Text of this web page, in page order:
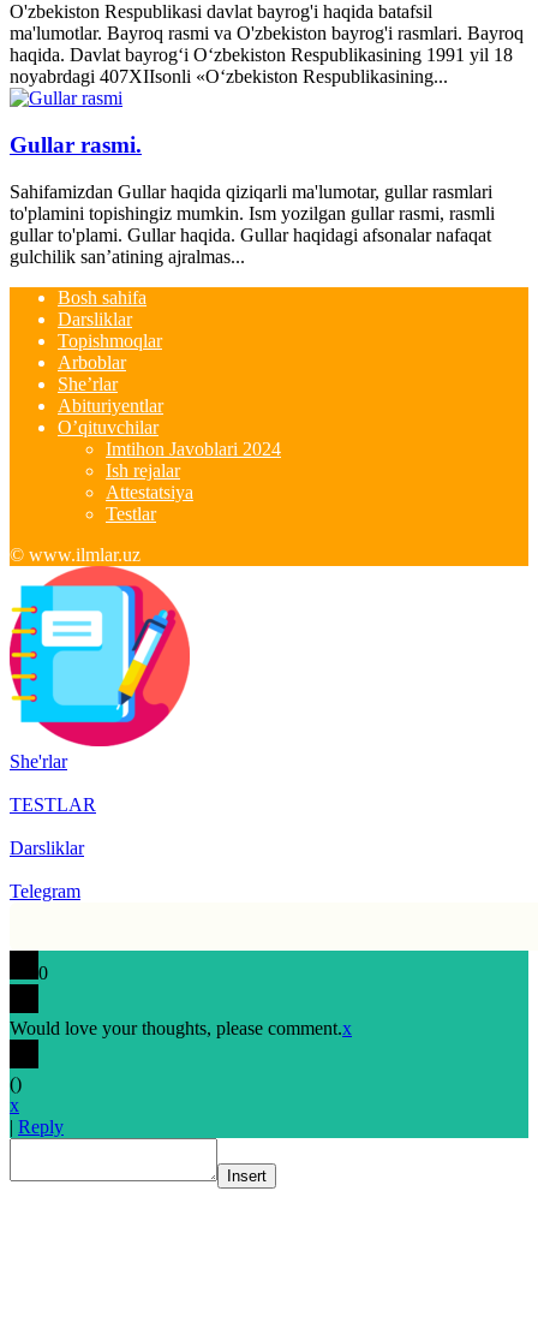
O'zbekiston Respublikasi davlat bayrog'i haqida batafsil
ma'lumotlar. Bayroq rasmi va O'zbekiston bayrog'i rasmlari. Bayroq
haqida. Davlat bayrog‘i O‘zbekiston Respublikasining 1991 yil 18
noyabrdagi 407­XII­sonli «O‘zbekiston Respublikasining...
Gullar rasmi.
Sahifamizdan Gullar haqida qiziqarli ma'lumotar, gullar rasmlari
to'plamini topishingiz mumkin. Ism yozilgan gullar rasmi, rasmli
gullar to'plami. Gullar haqida. Gullar haqidagi afsonalar nafaqat
gulchilik san’atining ajralmas...
Bosh sahifa
Darsliklar
Topishmoqlar
Arboblar
She’rlar
Abituriyentlar
O’qituvchilar
Imtihon Javoblari 2024
Ish rejalar
Attestatsiya
Testlar
© www.ilmlar.uz
She'rlar
TESTLAR
Darsliklar
Telegram
0
Would love your thoughts, please comment.x
()
x
| Reply
Insert